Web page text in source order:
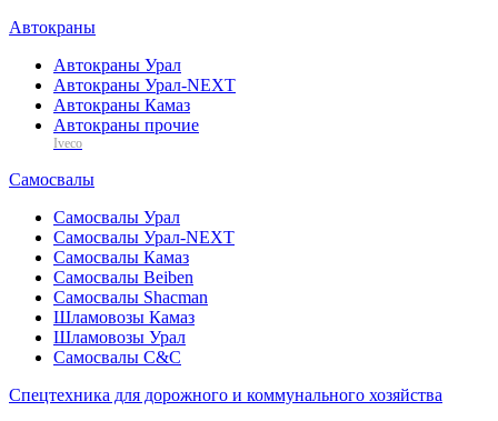
Автокраны
Автокраны Урал
Автокраны Урал-NEXT
Автокраны Камаз
Автокраны прочие
Iveco
Самосвалы
Самосвалы Урал
Самосвалы Урал-NEXT
Самосвалы Камаз
Самосвалы Beiben
Самосвалы Shacman
Шламовозы Камаз
Шламовозы Урал
Самосвалы C&C
Спецтехника для дорожного и коммунального хозяйства